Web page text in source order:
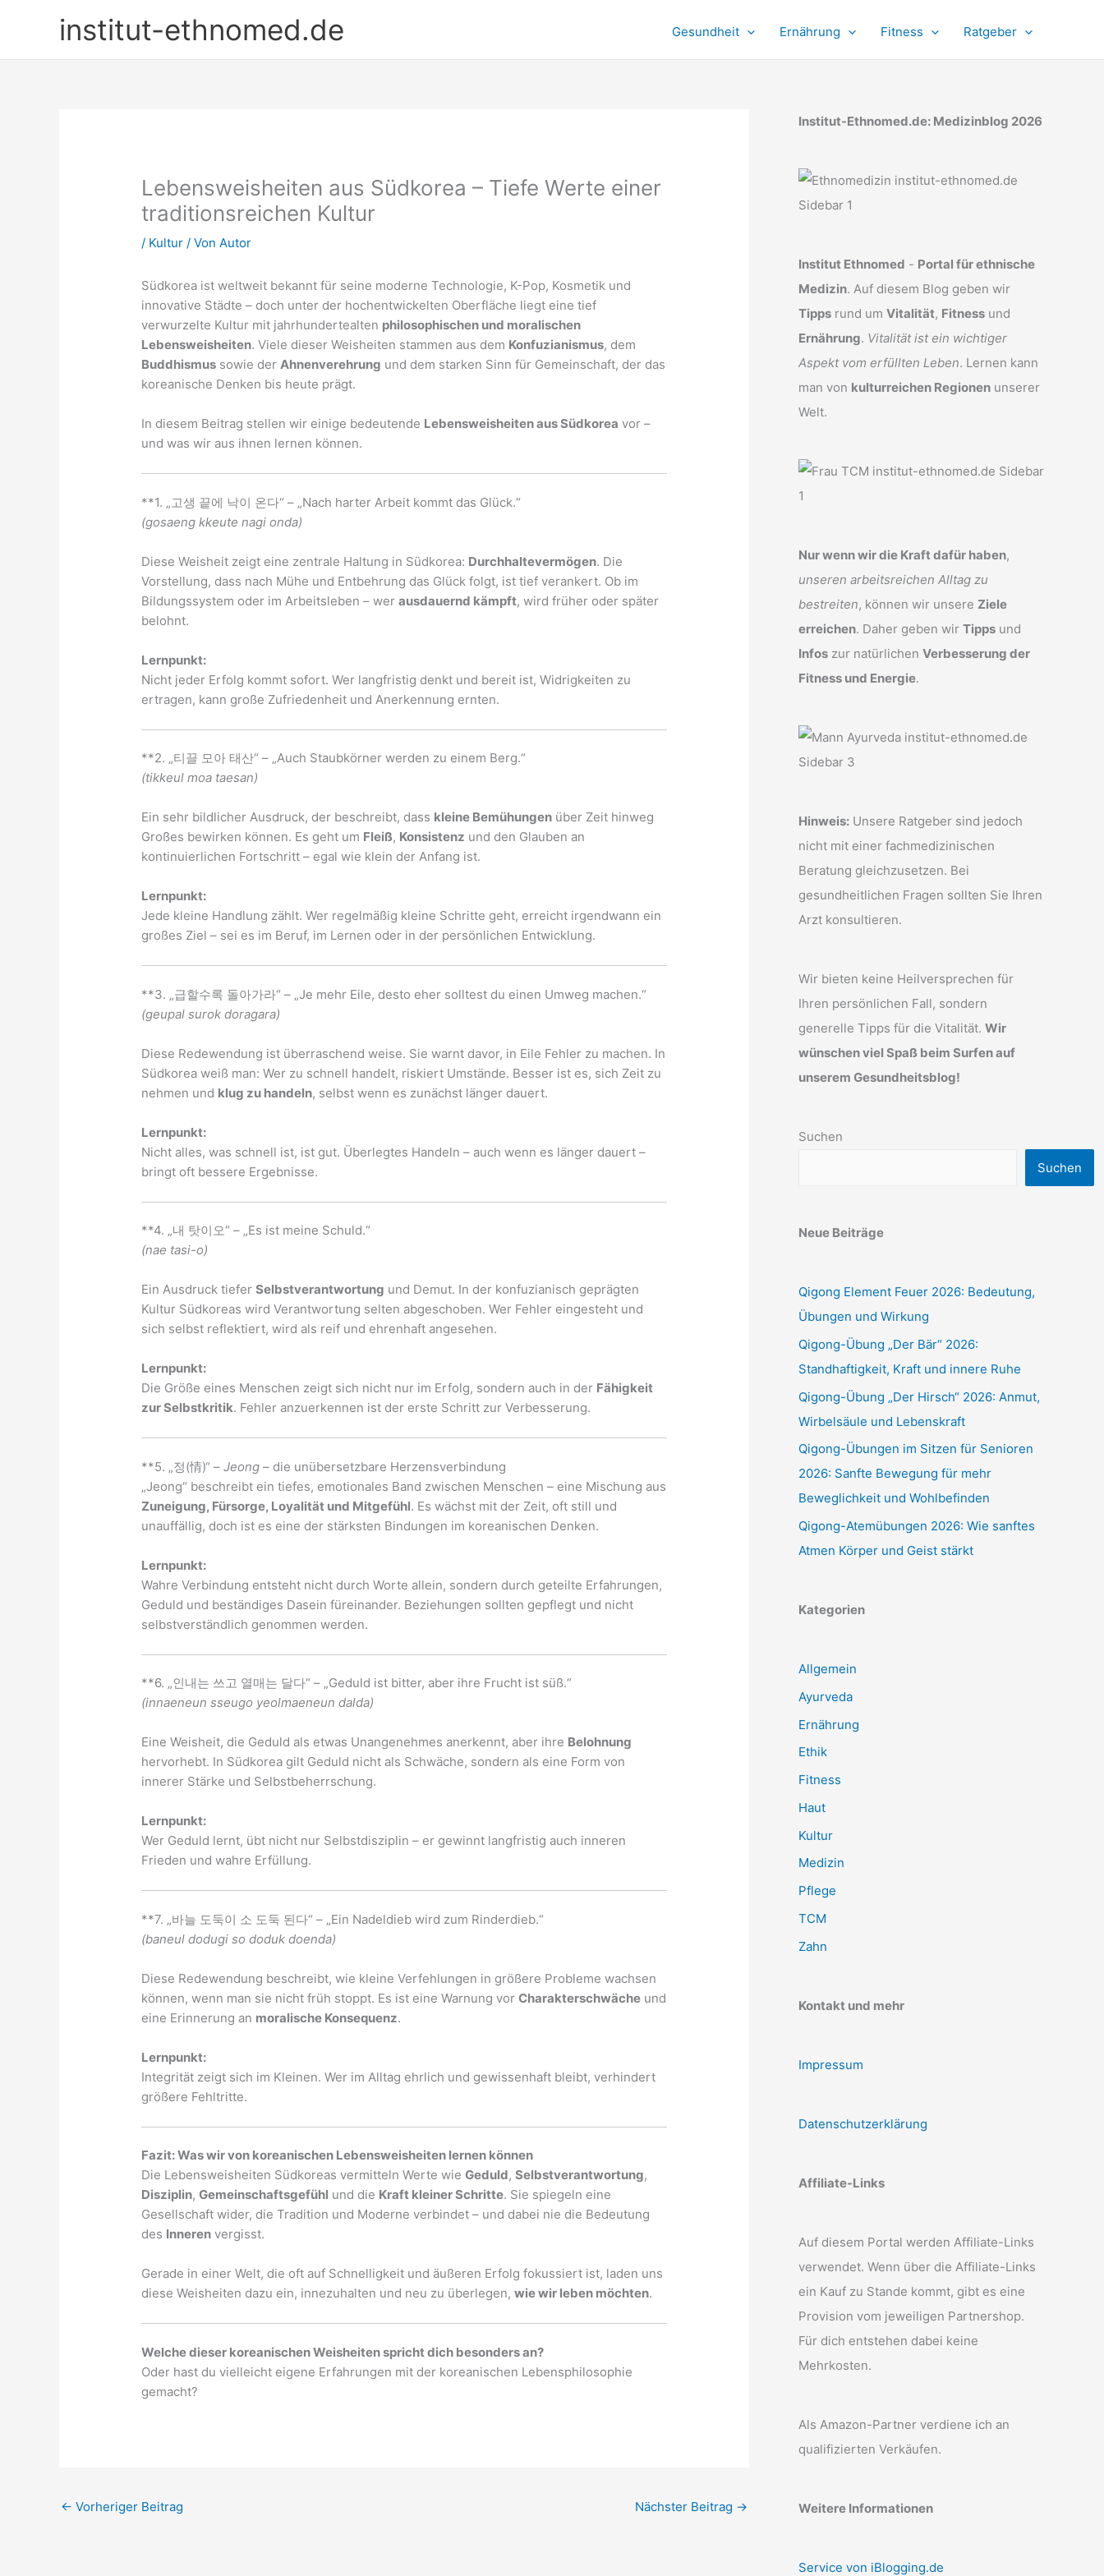
institut-ethnomed.de Gesundheit Ernährung Fitness Ratgeber
Lebensweisheiten aus Südkorea – Tiefe Werte einer
traditionsreichen Kultur
/ Kultur / VonAutor
Südkorea ist weltweit bekannt für seine moderne Technologie, K-Pop, Kosmetik und
innovative Städte – doch unter der hochentwickelten Oberfläche liegt eine tief
verwurzelte Kultur mit jahrhundertealten philosophischen und moralischen
Lebensweisheiten. Viele dieser Weisheiten stammen aus dem Konfuzianismus, dem
Buddhismus sowie derAhnenverehrung und dem starken Sinn für Gemeinschaft, der das
koreanische Denken bis heute prägt.
In diesem Beitrag stellen wir einige bedeutende Lebensweisheiten aus Südkorea vor –
und was wir aus ihnen lernen können.
**1. „고생 끝에 낙이 온다“ – „Nach harter Arbeit kommt das Glück.“
(gosaeng kkeute nagi onda)
Diese Weisheit zeigt eine zentrale Haltung in Südkorea: Durchhaltevermögen. Die
Vorstellung, dass nach Mühe und Entbehrung das Glück folgt, ist tief verankert. Ob im
Bildungssystem oder im Arbeitsleben – werausdauernd kämpft, wird früher oder später
belohnt.
Lernpunkt:
Nicht jeder Erfolg kommt sofort. Wer langfristig denkt und bereit ist, Widrigkeiten zu
ertragen, kann große Zufriedenheit und Anerkennung ernten.
**2. „티끌 모아 태산“ – „Auch Staubkörner werden zu einem Berg.“
(tikkeul moa taesan)
Ein sehr bildlicher Ausdruck, der beschreibt, dass kleine Bemühungen über Zeit hinweg
Großes bewirken können. Es geht um Fleiß, Konsistenz und den Glauben an
kontinuierlichen Fortschritt – egal wie klein der Anfang ist.
Lernpunkt:
Jede kleine Handlung zählt. Wer regelmäßig kleine Schritte geht, erreicht irgendwann ein
großes Ziel – sei es im Beruf, im Lernen oder in der persönlichen Entwicklung.
**3. „급할수록 돌아가라“ – „Je mehr Eile, desto eher solltest du einen Umweg machen.“
(geupal surok doragara)
Diese Redewendung ist überraschend weise. Sie warnt davor, in Eile Fehler zu machen. In
Südkorea weiß man: Wer zu schnell handelt, riskiert Umstände. Besser ist es, sich Zeit zu
nehmen und klug zu handeln, selbst wenn es zunächst länger dauert.
Lernpunkt:
Nicht alles, was schnell ist, ist gut. Überlegtes Handeln – auch wenn es länger dauert –
bringt oft bessere Ergebnisse.
**4. „내 탓이오“ – „Es ist meine Schuld.“
(nae tasi-o)
Ein Ausdruck tieferSelbstverantwortung und Demut. In der konfuzianisch geprägten
Kultur Südkoreas wird Verantwortung selten abgeschoben. Wer Fehler eingesteht und
sich selbst reflektiert, wird als reif und ehrenhaft angesehen.
Lernpunkt:
Die Größe eines Menschen zeigt sich nicht nur im Erfolg, sondern auch in der Fähigkeit
zur Selbstkritik. Fehler anzuerkennen ist der erste Schritt zur Verbesserung.
**5. „정(情)“ –Jeong – die unübersetzbare Herzensverbindung
„Jeong“ beschreibt ein tiefes, emotionales Band zwischen Menschen – eine Mischung aus
Zuneigung, Fürsorge, Loyalität und Mitgefühl. Es wächst mit der Zeit, oft still und
unauffällig, doch ist es eine der stärksten Bindungen im koreanischen Denken.
Lernpunkt:
Wahre Verbindung entsteht nicht durch Worte allein, sondern durch geteilte Erfahrungen,
Geduld und beständiges Dasein füreinander. Beziehungen sollten gepflegt und nicht
selbstverständlich genommen werden.
**6. „인내는 쓰고 열매는 달다“ – „Geduld ist bitter, aber ihre Frucht ist süß.“
(innaeneun sseugo yeolmaeneun dalda)
Eine Weisheit, die Geduld als etwas Unangenehmes anerkennt, aber ihre Belohnung
hervorhebt. In Südkorea gilt Geduld nicht als Schwäche, sondern als eine Form von
innerer Stärke und Selbstbeherrschung.
Lernpunkt:
Wer Geduld lernt, übt nicht nur Selbstdisziplin – er gewinnt langfristig auch inneren
Frieden und wahre Erfüllung.
**7. „바늘 도둑이 소 도둑 된다“ – „Ein Nadeldieb wird zum Rinderdieb.“
(baneul dodugi so doduk doenda)
Diese Redewendung beschreibt, wie kleine Verfehlungen in größere Probleme wachsen
können, wenn man sie nicht früh stoppt. Es ist eine Warnung vorCharakterschwäche und
eine Erinnerung an moralische Konsequenz.
Lernpunkt:
Integrität zeigt sich im Kleinen. Wer im Alltag ehrlich und gewissenhaft bleibt, verhindert
größere Fehltritte.
Fazit: Was wir von koreanischen Lebensweisheiten lernen können
Die Lebensweisheiten Südkoreas vermitteln Werte wieGeduld,Selbstverantwortung,
Disziplin,Gemeinschaftsgefühl und die Kraft kleiner Schritte. Sie spiegeln eine
Gesellschaft wider, die Tradition und Moderne verbindet – und dabei nie die Bedeutung
des Inneren vergisst.
Gerade in einer Welt, die oft auf Schnelligkeit und äußeren Erfolg fokussiert ist, laden uns
diese Weisheiten dazu ein, innezuhalten und neu zu überlegen,wie wir leben möchten.
Welche dieser koreanischen Weisheiten spricht dich besonders an?
Oder hast du vielleicht eigene Erfahrungen mit der koreanischen Lebensphilosophie
gemacht?
← Vorheriger Beitrag Nächster Beitrag →
Institut-Ethnomed.de: Medizinblog 2026
Institut Ethnomed - Portal für ethnische
Medizin. Auf diesem Blog geben wir
Tipps rund um Vitalität, Fitness und
Ernährung. Vitalität ist ein wichtiger
Aspekt vom erfüllten Leben. Lernen kann
man von kulturreichen Regionen unserer
Welt.
Nur wenn wir die Kraft dafür haben,
unseren arbeitsreichen Alltag zu
bestreiten, können wir unsere Ziele
erreichen. Daher geben wir Tipps und
Infos zur natürlichen Verbesserung der
Fitness und Energie.
Hinweis: Unsere Ratgeber sind jedoch
nicht mit einer fachmedizinischen
Beratung gleichzusetzen. Bei
gesundheitlichen Fragen sollten Sie Ihren
Arzt konsultieren.
Wir bieten keine Heilversprechen für
Ihren persönlichen Fall, sondern
generelle Tipps für die Vitalität. Wir
wünschen viel Spaß beim Surfen auf
unserem Gesundheitsblog!
Suchen
Suchen
Neue Beiträge
Qigong Element Feuer 2026: Bedeutung,
Übungen und Wirkung
Qigong-Übung „Der Bär“ 2026:
Standhaftigkeit, Kraft und innere Ruhe
Qigong-Übung „Der Hirsch“ 2026: Anmut,
Wirbelsäule und Lebenskraft
Qigong-Übungen im Sitzen für Senioren
2026: Sanfte Bewegung für mehr
Beweglichkeit und Wohlbefinden
Qigong-Atemübungen 2026: Wie sanftes
Atmen Körper und Geist stärkt
Kategorien
Allgemein
Ayurveda
Ernährung
Ethik
Fitness
Haut
Kultur
Medizin
Pflege
TCM
Zahn
Kontakt und mehr
Impressum
Datenschutzerklärung
Affiliate-Links
Auf diesem Portal werden Affiliate-Links
verwendet. Wenn über die Affiliate-Links
ein Kauf zu Stande kommt, gibt es eine
Provision vom jeweiligen Partnershop.
Für dich entstehen dabei keine
Mehrkosten.
Als Amazon-Partner verdiene ich an
qualifizierten Verkäufen.
Weitere Informationen
Service von iBlogging.de